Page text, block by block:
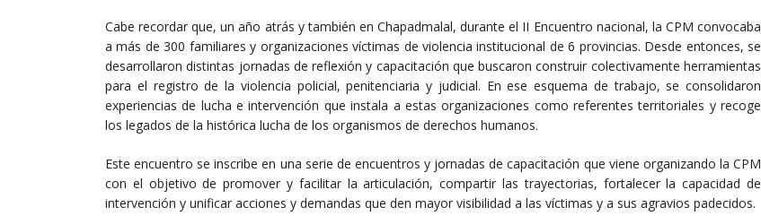
Cabe recordar que, un año atrás y también en Chapadmalal, durante el II Encuentro nacional, la CPM convocaba
a más de 300 familiares y organizaciones víctimas de violencia institucional de 6 provincias. Desde entonces, se
desarrollaron distintas jornadas de reflexión y capacitación que buscaron construir colectivamente herramientas
para el registro de la violencia policial, penitenciaria y judicial. En ese esquema de trabajo, se consolidaron
experiencias de lucha e intervención que instala a estas organizaciones como referentes territoriales y recoge
los legados de la histórica lucha de los organismos de derechos humanos.
Este encuentro se inscribe en una serie de encuentros y jornadas de capacitación que viene organizando la CPM
con el objetivo de promover y facilitar la articulación, compartir las trayectorias, fortalecer la capacidad de
intervención y unificar acciones y demandas que den mayor visibilidad a las víctimas y a sus agravios padecidos.